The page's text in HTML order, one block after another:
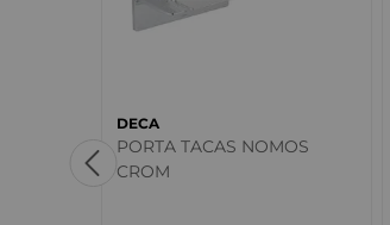
DECA
PORTA TACAS NOMOS
CROM